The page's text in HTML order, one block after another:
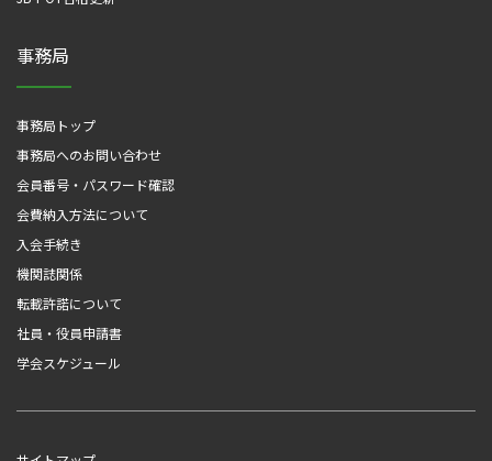
事務局
事務局トップ
事務局へのお問い合わせ
会員番号・パスワード確認
会費納入方法について
入会手続き
機関誌関係
転載許諾について
社員・役員申請書
学会スケジュール